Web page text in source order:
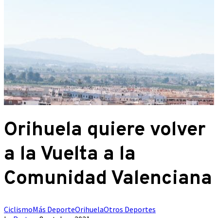
Orihuela quiere volver
a la Vuelta a la
Comunidad Valenciana
CiclismoMás DeporteOrihuelaOtros Deportes